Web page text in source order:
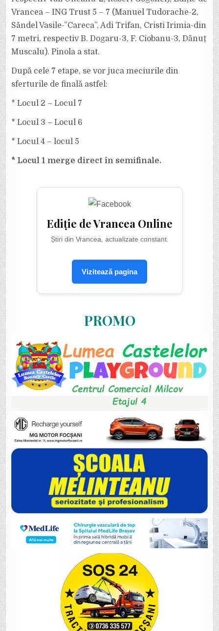
Vrancea – ING Trust 5 – 7 (Manuel Tudorache-2,
Săndel Vasile-”Careca”, Adi Trifan, Cristi Irimia-din
7 metri, respectiv B. Dogaru-3, F. Ciobanu-3, Dănuț
Muscalu). Pinola a stat.
După cele 7 etape, se vor juca meciurile din
sferturile de finală astfel:
* Locul 2 – Locul 7
* Locul 3 – Locul 6
* Locul 4 – locul 5
* Locul 1 merge direct în semifinale.
Ediție de Vrancea Online
Știri din Vrancea, actualizate constant.
Vizitează pagina
PROMO